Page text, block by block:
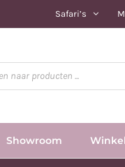
Safari’s
Showroom